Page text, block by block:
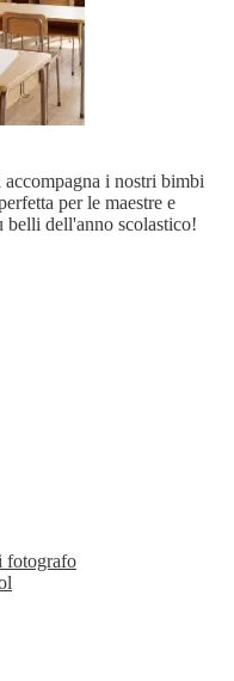
i nostri bimbi
per le maestre e
belli dell'anno scolastico!
fotografo